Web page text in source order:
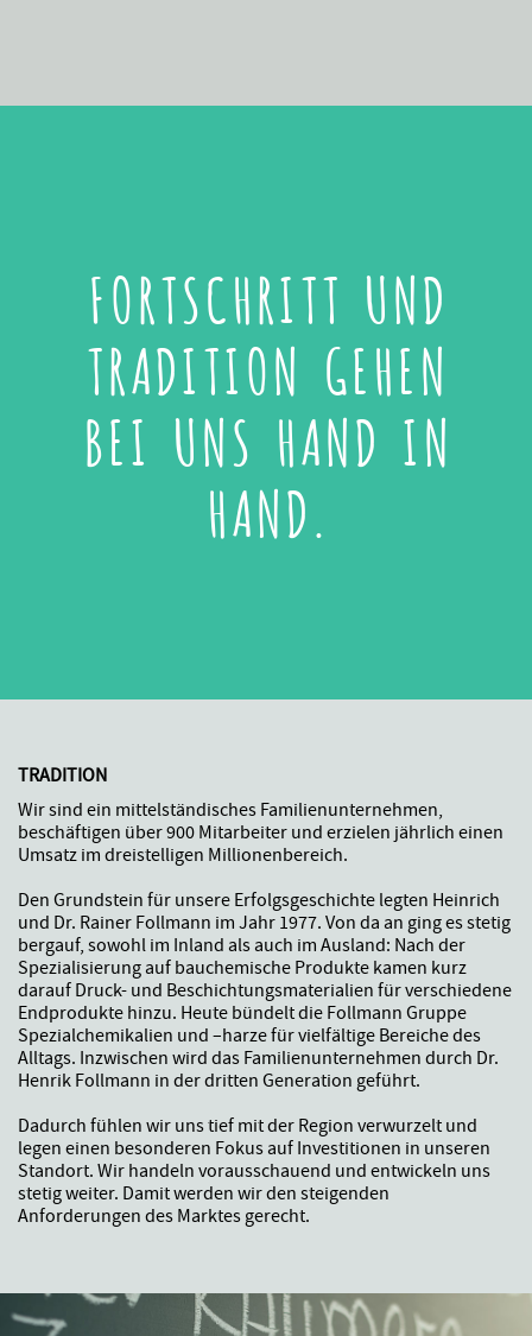
FORTSCHRITT UND
TRADITION GEHEN
BEI UNS HAND IN
HAND.
TRADITION
Wir sind ein mittelständisches Familienunternehmen,
beschäftigen über 900 Mitarbeiter und erzielen jährlich einen
Umsatz im dreistelligen Millionenbereich.
Den Grundstein für unsere Erfolgsgeschichte legten Heinrich
und Dr. Rainer Follmann im Jahr 1977. Von da an ging es stetig
bergauf, sowohl im Inland als auch im Ausland: Nach der
Spezialisierung auf bauchemische Produkte kamen kurz
darauf Druck- und Beschichtungsmaterialien für verschiedene
Endprodukte hinzu. Heute bündelt die Follmann Gruppe
Spezialchemikalien und –harze für vielfältige Bereiche des
Alltags. Inzwischen wird das Familienunternehmen durch Dr.
Henrik Follmann in der dritten Generation geführt.
Dadurch fühlen wir uns tief mit der Region verwurzelt und
legen einen besonderen Fokus auf Investitionen in unseren
Standort. Wir handeln vorausschauend und entwickeln uns
stetig weiter. Damit werden wir den steigenden
Anforderungen des Marktes gerecht.